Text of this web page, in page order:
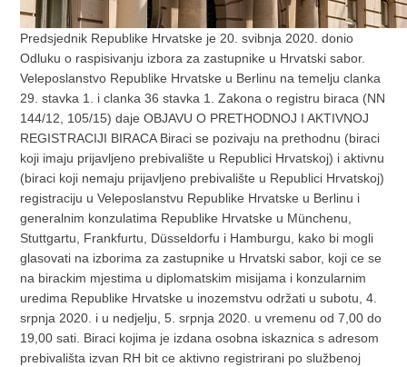
Predsjednik Republike Hrvatske je 20. svibnja 2020. donio
Odluku o raspisivanju izbora za zastupnike u Hrvatski sabor.
Veleposlanstvo Republike Hrvatske u Berlinu na temelju clanka
29. stavka 1. i clanka 36 stavka 1. Zakona o registru biraca (NN
144/12, 105/15) daje OBJAVU O PRETHODNOJ I AKTIVNOJ
REGISTRACIJI BIRACA Biraci se pozivaju na prethodnu (biraci
koji imaju prijavljeno prebivalište u Republici Hrvatskoj) i aktivnu
(biraci koji nemaju prijavljeno prebivalište u Republici Hrvatskoj)
registraciju u Veleposlanstvu Republike Hrvatske u Berlinu i
generalnim konzulatima Republike Hrvatske u Münchenu,
Stuttgartu, Frankfurtu, Düsseldorfu i Hamburgu, kako bi mogli
glasovati na izborima za zastupnike u Hrvatski sabor, koji ce se
na birackim mjestima u diplomatskim misijama i konzularnim
uredima Republike Hrvatske u inozemstvu održati u subotu, 4.
srpnja 2020. i u nedjelju, 5. srpnja 2020. u vremenu od 7,00 do
19,00 sati. Biraci kojima je izdana osobna iskaznica s adresom
prebivališta izvan RH bit ce aktivno registrirani po službenoj